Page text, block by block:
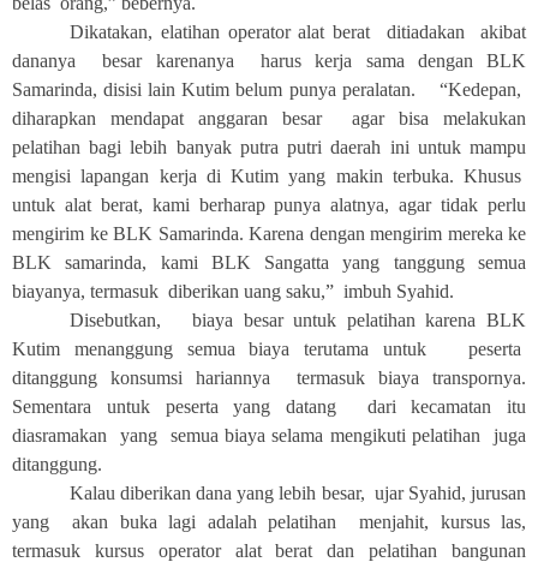
Dikatakan, elatihan operator alat berat ditiadakan akibat
dananya besar karenanya harus kerja sama dengan BLK
Samarinda, disisi lain Kutim belum punya peralatan. “Kedepan,
diharapkan mendapat anggaran besar agar bisa melakukan
pelatihan bagi lebih banyak putra putri daerah ini untuk mampu
mengisi lapangan kerja di Kutim yang makin terbuka. Khusus
untuk alat berat, kami berharap punya alatnya, agar tidak perlu
mengirim ke BLK Samarinda. Karena dengan mengirim mereka ke
BLK samarinda, kami BLK Sangatta yang tanggung semua
biayanya, termasuk diberikan uang saku,” imbuh Syahid.
Disebutkan, biaya besar untuk pelatihan karena BLK
Kutim menanggung semua biaya terutama untuk peserta
ditanggung konsumsi hariannya termasuk biaya transpornya.
Sementara untuk peserta yang datang dari kecamatan itu
diasramakan yang semua biaya selama mengikuti pelatihan juga
ditanggung.
Kalau diberikan dana yang lebih besar, ujar Syahid, jurusan
yang akan buka lagi adalah pelatihan menjahit, kursus las,
termasuk kursus operator alat berat dan pelatihan bangunan